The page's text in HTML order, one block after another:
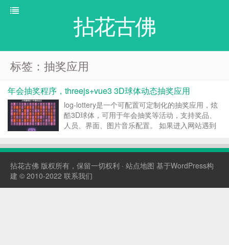
拈花古佛
标签：抽奖应用
年会抽奖程序，threejs+vue3 3D球体动态抽奖应用
log-lottery是一个可配置可定制化的抽奖应用，炫
酷3D球体，可用于年会抽奖等活动，支持奖品、
人员、界面、图片音乐配置。 如果进入网站遇到
置】-【界面配置】菜单中点击【重置所有数据】
拈花古佛 版权所有，保留一切权利 · 站点地图 基于WordPress构
建 © 2010-2022 联系我们